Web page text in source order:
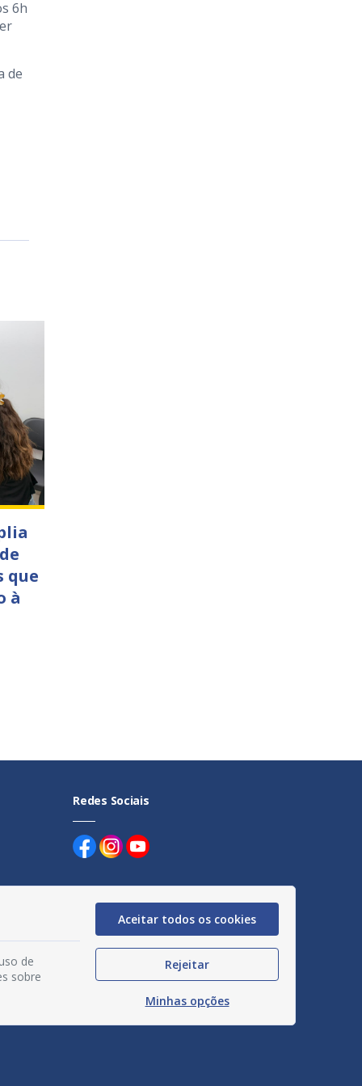
6h
de
que
à
Redes Sociais
de
sobre
Aceitar todos os cookies
Rejeitar
Minhas opções